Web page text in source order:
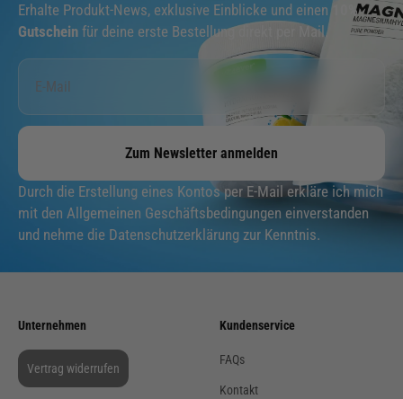
Erhalte Produkt-News, exklusive Einblicke und einen 10%
Gutschein für deine erste Bestellung direkt per Mail.
Zum Newsletter anmelden
Durch die Erstellung eines Kontos per E-Mail erkläre ich mich
mit den Allgemeinen Geschäftsbedingungen einverstanden
und nehme die Datenschutzerklärung zur Kenntnis.
Unternehmen
Vertrag widerrufen
Kundenservice
FAQs
Kontakt